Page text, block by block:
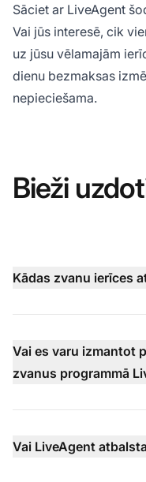
Sāciet ar LiveAgent
Vai jūs interesē, cik
uz jūsu vēlamajām
dienu bezmaksas
nepieciešama.
Bieži
Kādas zvanu ierīces
Vai es varu izmantot
zvanus programmā
Vai LiveAgent